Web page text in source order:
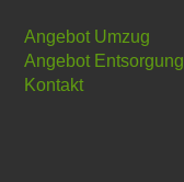
Angebot Umzug
Angebot Entsorgung
Kontakt